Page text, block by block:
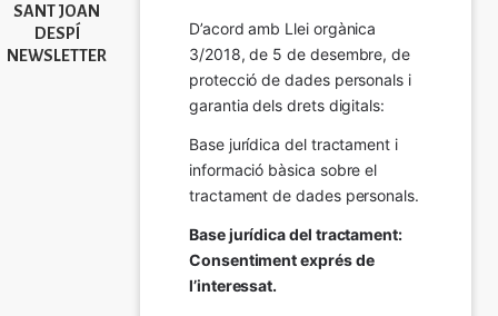
SANT JOAN
DESPÍ
NEWSLETTER
D’acord amb Llei orgànica
3/2018, de 5 de desembre, de
protecció de dades personals i
garantia dels drets digitals:
Base jurídica del tractament i
informació bàsica sobre el
tractament de dades personals.
Base jurídica del tractament:
Consentiment exprés de
l’interessat.